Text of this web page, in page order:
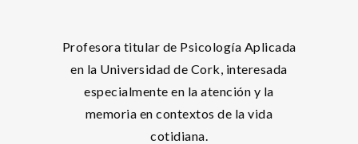
Profesora titular de Psicología Aplicada
en la Universidad de Cork, interesada
especialmente en la atención y la
memoria en contextos de la vida
cotidiana.